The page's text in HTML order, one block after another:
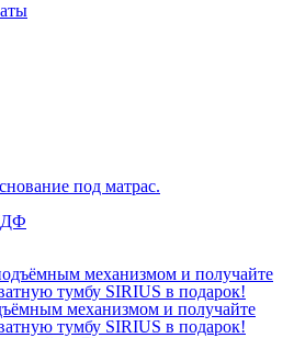
под матрас.
механизмом и получайте
тумбу SIRIUS в подарок!